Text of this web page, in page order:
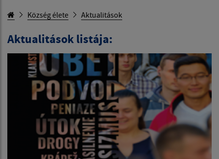
Község élete Aktualitások
Aktualitások listája: